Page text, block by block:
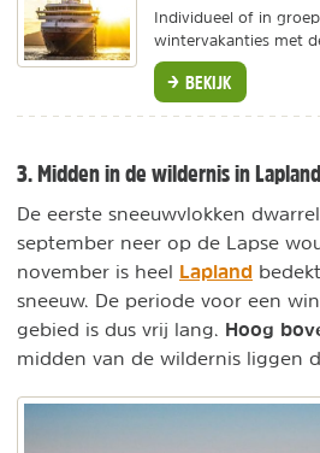
Individueel of in
wintervakanties met
BEKIJK
3. Midden in de wildernis in Lapland
De eerste sneeuwvlokken
september neer op de Lapse
november is heel Lapland
sneeuw. De periode voor een
gebied is dus vrij lang. Hoog
midden van de wildernis liggen